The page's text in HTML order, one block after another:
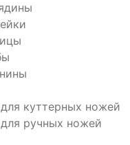
куттерных ножей
ручных ножей